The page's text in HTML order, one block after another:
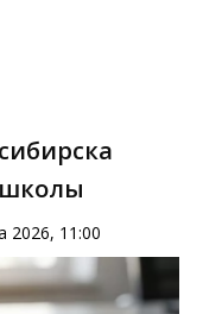
школы
2026, 11:00